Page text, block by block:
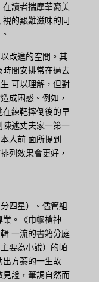
讀者揣摩華裔美
的艱難滋味的同
改進的空間。其
間安排常在過去
可以理解，但對
成困惑。例如，
在練靶摔倒後的早
述丈夫家一第一
人前 面所提到
列效果會更好，
四星）。儘管組
業。《巾幗槍神
一流的書籍分庭
要為小說）的帕
方蓁的一生故
證，筆調自然而